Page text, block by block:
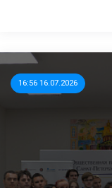
16:56 16.07.2026